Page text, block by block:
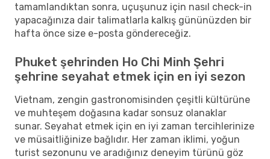
tamamlandıktan sonra, uçuşunuz için nasıl check-in
yapacağınıza dair talimatlarla kalkış gününüzden bir
hafta önce size e-posta göndereceğiz.
Phuket şehrinden Ho Chi Minh Şehri
şehrine seyahat etmek için en iyi sezon
Vietnam, zengin gastronomisinden çeşitli kültürüne
ve muhteşem doğasına kadar sonsuz olanaklar
sunar. Seyahat etmek için en iyi zaman tercihlerinize
ve müsaitliğinize bağlıdır. Her zaman iklimi, yoğun
turist sezonunu ve aradığınız deneyim türünü göz